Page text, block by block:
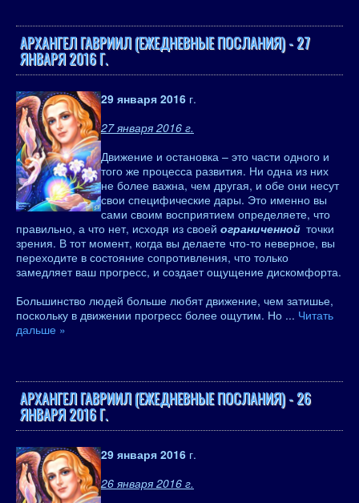
АРХАНГЕЛ ГАВРИИЛ (ЕЖЕДНЕВНЫЕ ПОСЛАНИЯ) - 27
ЯНВАРЯ 2016 Г.
29 января 2016 г.
27 января 2016 г.
Движение и остановка – это части одного и
того же процесса развития. Ни одна из них
не более важна, чем другая, и обе они несут
свои специфические дары. Это именно вы
сами своим восприятием определяете, что
правильно, а что нет, исходя из своей ограниченной точки
зрения. В тот момент, когда вы делаете что-то неверное, вы
переходите в состояние сопротивления, что только
замедляет ваш прогресс, и создает ощущение дискомфорта.
Большинство людей больше любят движение, чем затишье,
поскольку в движении прогресс более ощутим. Но ... Читать
дальше »
АРХАНГЕЛ ГАВРИИЛ (ЕЖЕДНЕВНЫЕ ПОСЛАНИЯ) - 26
ЯНВАРЯ 2016 Г.
29 января 2016 г.
26 января 2016 г.